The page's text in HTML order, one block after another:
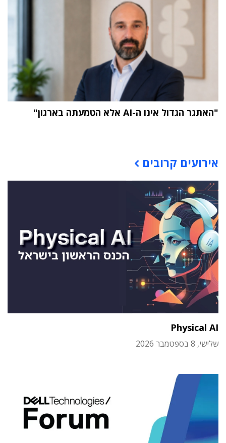
"האתגר הגדול אינו ה-AI אלא הטמעתה בארגון"
אירועים קרובים
Physical AI
שלישי, 8 בספטמבר 2026